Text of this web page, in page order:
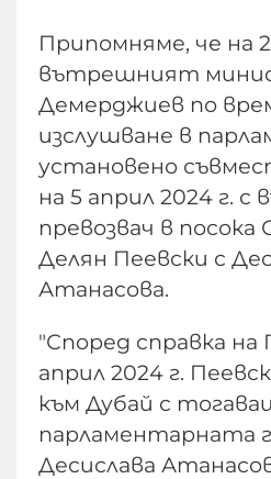
Припомняме, че на
вътрешният
Демерджиев по
изслушване в
установено
на 5 април 2024 г. с
превозвач в посока
Делян Пеевски с
Атанасова.
"Според справка на
април 2024 г.
към Дубай с
парламентарната
Десислава